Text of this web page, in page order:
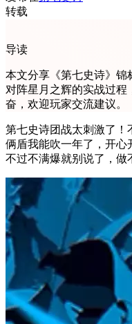
转载
导读
本文分享《第七史诗》锦
对阵星月之辉的实战过
奋，欢迎玩家交流建议。
第七史诗团战太刺激了！
俩盾我能吹一年了，开心
不过不满爆就别说了，做